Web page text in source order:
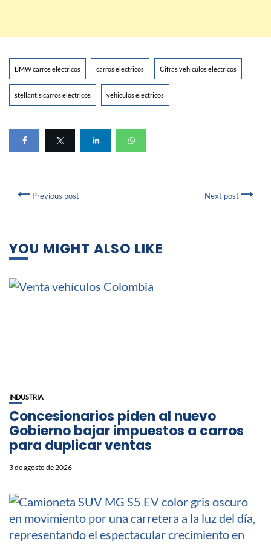
BMW carros eléctricos carros electricos Cifras vehículos eléctricos
stellantis carros eléctricos vehiculos electricos
Previous post Next post
YOU MIGHT ALSO LIKE
INDUSTRIA
Concesionarios piden al nuevo
Gobierno bajar impuestos a carros
para duplicar ventas
3 de agosto de 2026